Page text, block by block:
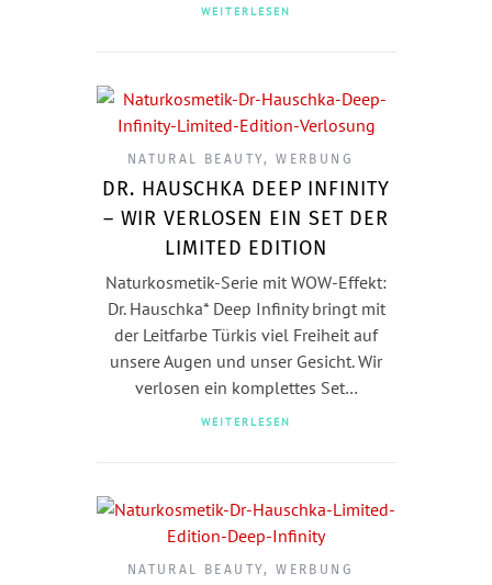
WEITERLESEN
NATURAL BEAUTY,WERBUNG
DR. HAUSCHKA DEEP INFINITY
– WIR VERLOSEN EIN SET DER
LIMITED EDITION
Naturkosmetik-Serie mit WOW-Effekt:
Dr. Hauschka* Deep Infinity bringt mit
der Leitfarbe Türkis viel Freiheit auf
unsere Augen und unser Gesicht. Wir
verlosen ein komplettes Set…
WEITERLESEN
NATURAL BEAUTY,WERBUNG